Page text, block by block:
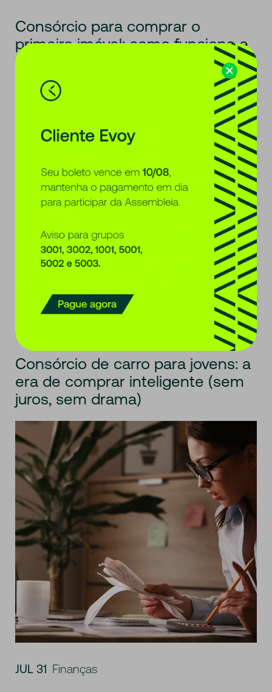
Consórcio para comprar o
primeiro imóvel: como funciona e
por que vale a pena
AGO 05
Consórcio de carro para jovens: a
era de comprar inteligente (sem
juros, sem drama)
JUL 31 Finanças